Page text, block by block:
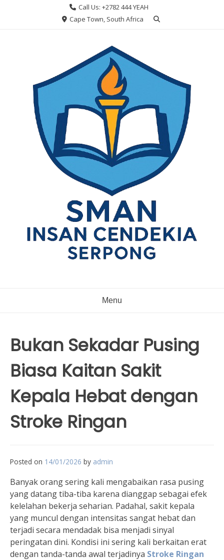
Call Us: +2782 444 YEAH
Cape Town, South Africa
Menu
Bukan Sekadar Pusing
Biasa Kaitan Sakit
Kepala Hebat dengan
Stroke Ringan
Posted on 14/01/2026 by admin
Banyak orang sering kali mengabaikan rasa pusing
yang datang tiba-tiba karena dianggap sebagai efek
kelelahan bekerja seharian. Padahal, sakit kepala
yang muncul dengan intensitas sangat hebat dan
terjadi secara mendadak bisa menjadi sinyal
peringatan dini. Kondisi ini sering kali berkaitan erat
dengan tanda-tanda awal terjadinya Stroke Ringan